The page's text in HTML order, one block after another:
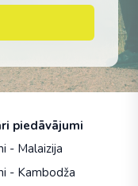
piedāvājumi
- Malaizija
- Kambodža